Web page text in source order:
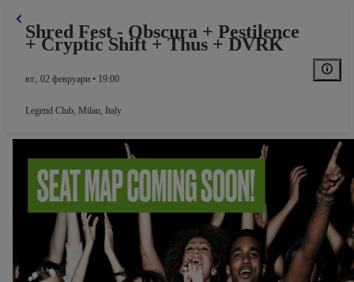
Shred Fest - Obscura + Pestilence
+ Cryptic Shift + Thus + DVRK
вт., 02 февруари • 19:00
Legend Club, Milan, Italy